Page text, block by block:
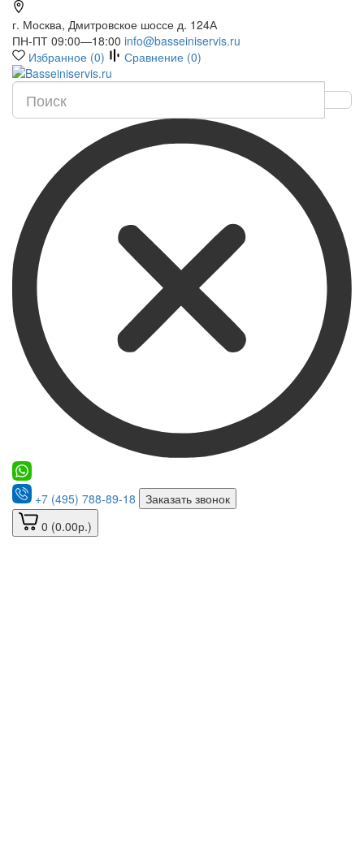
г. Москва, Дмитровское шоссе д. 124А
ПН-ПТ 09:00—18:00 info@basseiniservis.ru
Избранное (0) Сравнение (0)
+7 (495) 788-89-18
Заказать звонок
0 (0.00р.)